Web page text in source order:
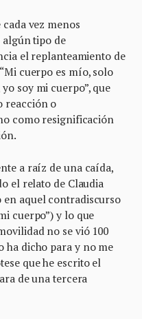
vez menos
tipo de
el replanteamiento de
cuerpo es mío, solo
soy mi cuerpo”, que
reacción o
como resignificación
a raíz de una caída,
el relato de Claudia
en aquel contradiscurso
cuerpo”) y lo que
no se vió 100
ha dicho para y no me
que he escrito el
de una tercera